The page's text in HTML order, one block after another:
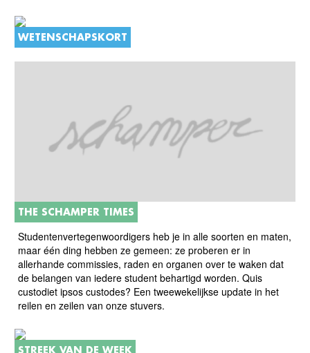
WETENSCHAPSKORT
THE SCHAMPER TIMES
Studentenvertegenwoordigers heb je in alle soorten en maten,
maar één ding hebben ze gemeen: ze proberen er in
allerhande commissies, raden en organen over te waken dat
de belangen van iedere student behartigd worden. Quis
custodiet ipsos custodes? Een tweewekelijkse update in het
reilen en zeilen van onze stuvers.
STREEK VAN DE WEEK